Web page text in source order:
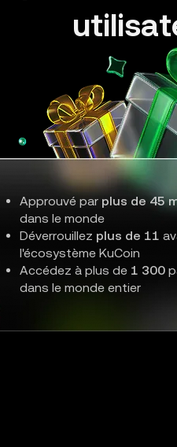
Approuvé par plus de 45
dans le monde
Déverrouillez plus de 11
l'écosystème KuCoin
Accédez à plus de 1 300
dans le monde entier